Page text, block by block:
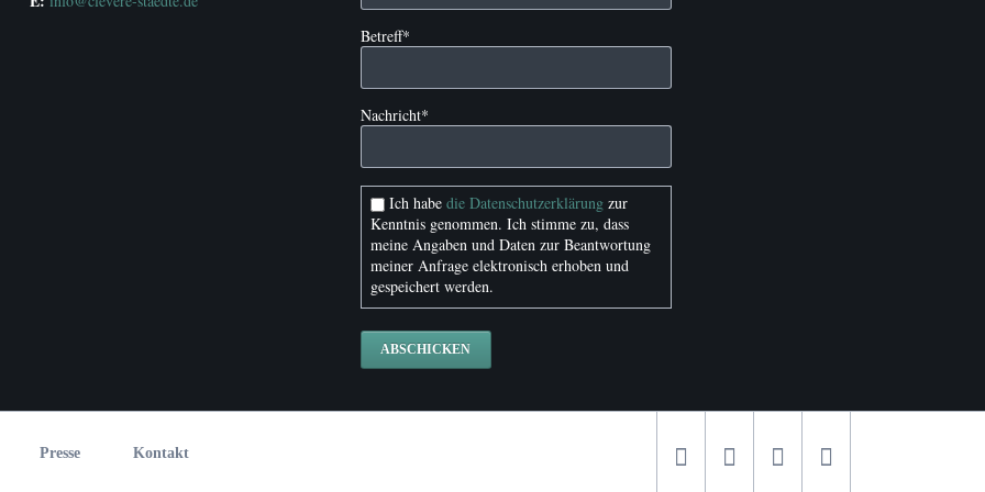
Pflichtfeld
Betreff*
Pflichtfeld
Nachricht*
Ich habedie Datenschutzerklärung zur
Kenntnis genommen. Ich stimme zu, dass
meine Angaben und Daten zur Beantwortung
meiner Anfrage elektronisch erhoben und
gespeichert werden.
ABSCHICKEN
Presse Kontakt